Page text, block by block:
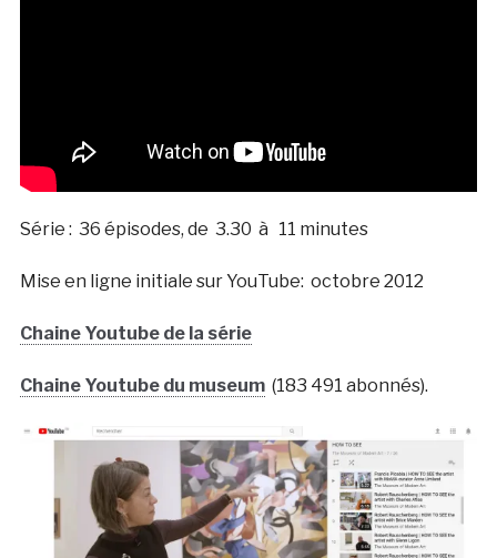
Série : 36 épisodes, de 3.30 à 11 minutes
Mise en ligne initiale sur YouTube: octobre 2012
Chaine Youtube de la série
Chaine Youtube du museum(183 491 abonnés).